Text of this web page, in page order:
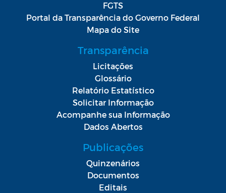
FGTS
Portal da Transparência do Governo Federal
Mapa do Site
Transparência
Licitações
Glossário
Relatório Estatístico
Solicitar Informação
Acompanhe sua Informação
Dados Abertos
Publicações
Quinzenários
Documentos
Editais